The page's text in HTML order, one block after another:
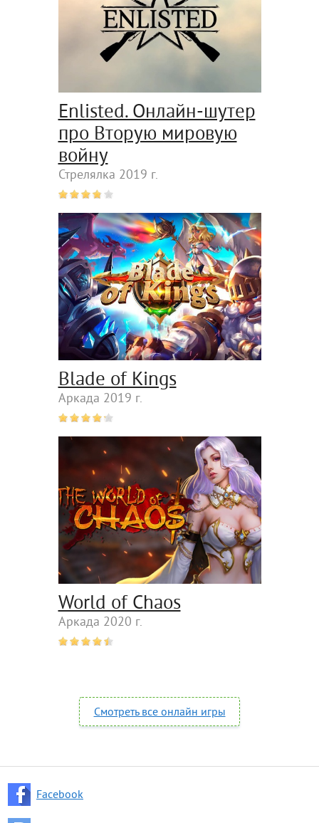
Enlisted. Онлайн-шутер
про Вторую мировую
войну
Стрелялка 2019 г.
Blade of Kings
Аркада 2019 г.
World of Chaos
Аркада 2020 г.
Смотреть все онлайн игры
Facebook